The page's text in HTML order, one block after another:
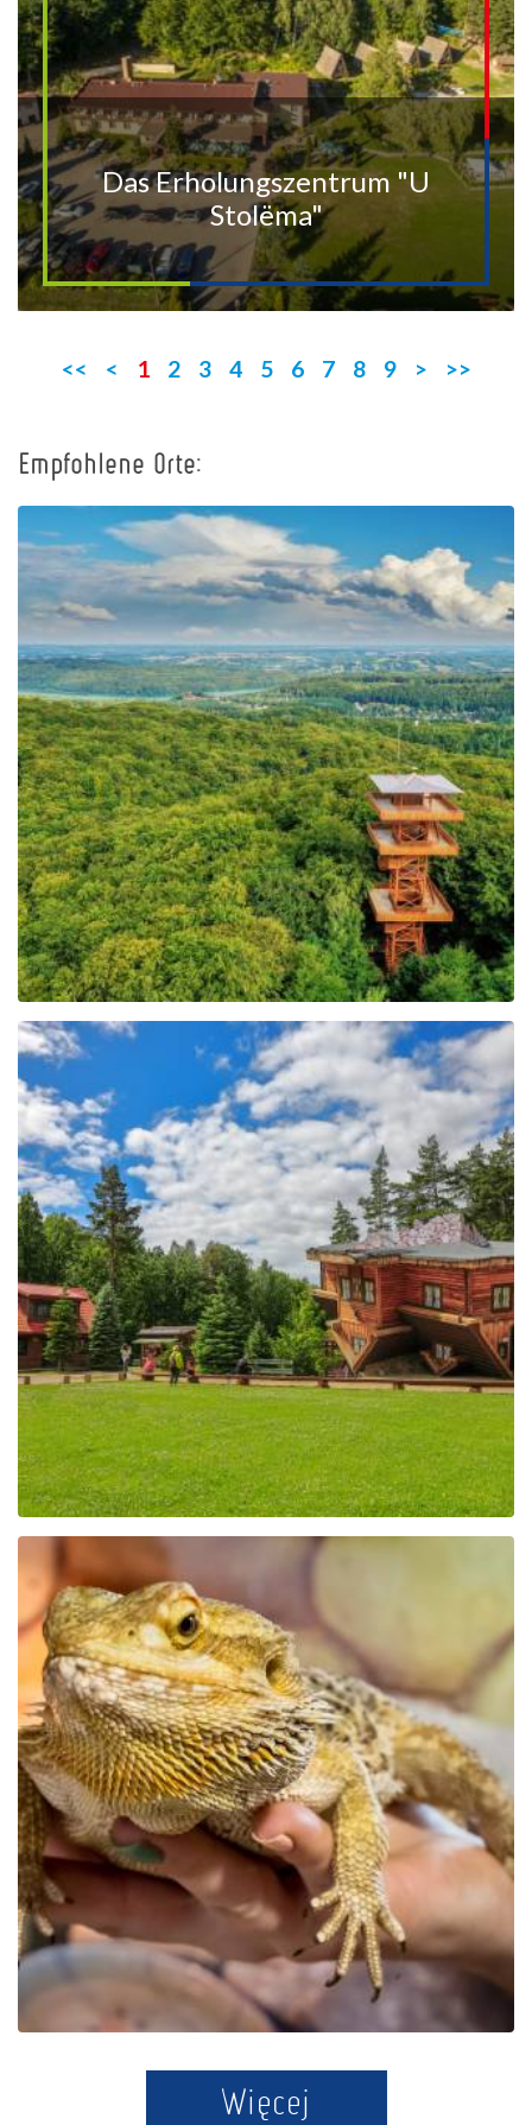
Das Erholungszentrum "U
Stolëma"
<< < 1 2 3 4 5 6 7 8 9 > >>
+
−
Leaflet| ©OpenStreetMapcontributors
Empfohlene Orte:
Johannes-Paul-II.-
Aussichtsturm in
Wieżyca
Das Zentrum für Bildung
und Vermarktung der
Region in Szymbark
Der Bildungspark Zoo –
Exotische Kaschubei in
Tuchlino
Więcej